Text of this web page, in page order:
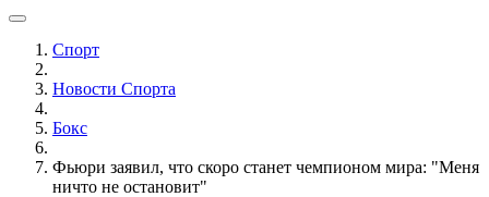
Спорт
Новости Cпорта
Бокс
Фьюри заявил, что скоро станет чемпионом мира: "Меня
ничто не остановит"